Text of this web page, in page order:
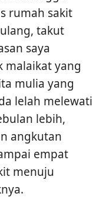
rumah sakit
takut
saya
malaikat yang
mulia yang
lelah melewati
lebih,
angkutan
empat
menuju